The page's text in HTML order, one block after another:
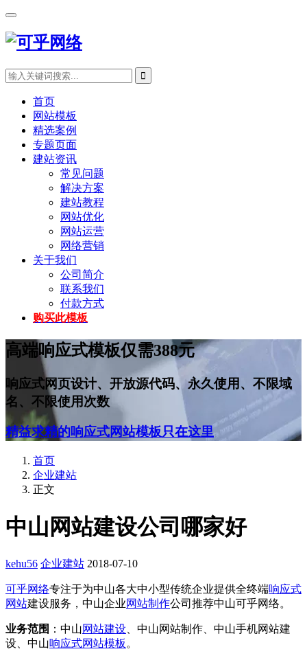
首页
网站模板
精选案例
专题页面
建站资讯
常见问题
解决方案
建站教程
网站优化
网站运营
网络营销
关于我们
公司简介
联系我们
付款方式
购买此模板
高端响应式模板仅需388元
响应式网页设计、开放源代码、永久使用、不限域
名、不限使用次数
精益求精的响应式网站模板只在这里
首页
企业建站
正文
中山网站建设公司哪家好
kehu56 企业建站 2018-07-10
可乎网络专注于为中山各大中小型传统企业提供全终端响应式
网站建设服务，中山企业网站制作公司推荐中山可乎网络。
业务范围 ：中山网站建设 、中山网站制作、中山手机网站建
设、中山响应式网站模板 。